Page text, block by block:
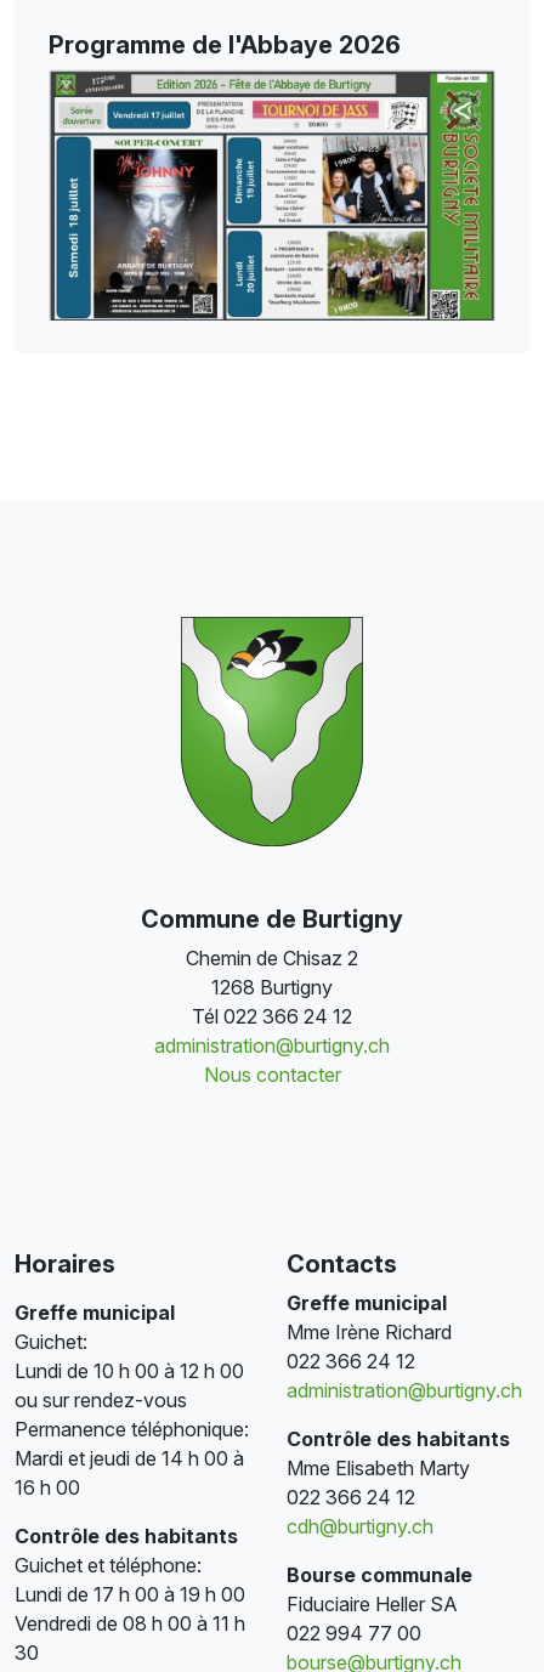
Programme de l'Abbaye 2026
Commune de Burtigny
Chemin de Chisaz 2
1268 Burtigny
Tél 022 366 24 12
administration@burtigny.ch
Nous contacter
Horaires
Greffe municipal
Guichet:
Lundi de 10 h 00 à 12 h 00
ou sur rendez-vous
Permanence téléphonique:
Mardi et jeudi de 14 h 00 à
16 h 00
Contrôle des habitants
Guichet et téléphone:
Lundi de 17 h 00 à 19 h 00
Vendredi de 08 h 00 à 11 h
30
Contacts
Greffe municipal
Mme Irène Richard
022 366 24 12
administration@burtigny.ch
Contrôle des habitants
Mme Elisabeth Marty
022 366 24 12
cdh@burtigny.ch
Bourse communale
Fiduciaire Heller SA
022 994 77 00
bourse@burtigny.ch